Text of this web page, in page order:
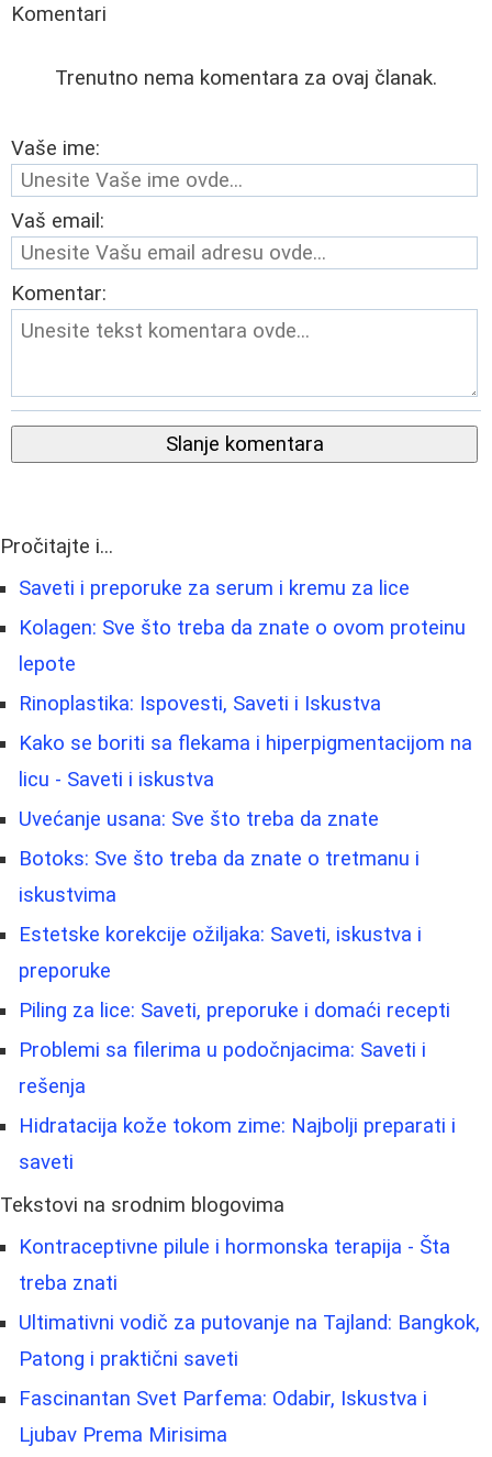
Komentari
Trenutno nema komentara za ovaj članak.
Vaše ime:
Vaš email:
Komentar:
Slanje komentara
Pročitajte i...
Saveti i preporuke za serum i kremu za lice
Kolagen: Sve što treba da znate o ovom proteinu
lepote
Rinoplastika: Ispovesti, Saveti i Iskustva
Kako se boriti sa flekama i hiperpigmentacijom na
licu - Saveti i iskustva
Uvećanje usana: Sve što treba da znate
Botoks: Sve što treba da znate o tretmanu i
iskustvima
Estetske korekcije ožiljaka: Saveti, iskustva i
preporuke
Piling za lice: Saveti, preporuke i domaći recepti
Problemi sa filerima u podočnjacima: Saveti i
rešenja
Hidratacija kože tokom zime: Najbolji preparati i
saveti
Tekstovi na srodnim blogovima
Kontraceptivne pilule i hormonska terapija - Šta
treba znati
Ultimativni vodič za putovanje na Tajland: Bangkok,
Patong i praktični saveti
Fascinantan Svet Parfema: Odabir, Iskustva i
Ljubav Prema Mirisima